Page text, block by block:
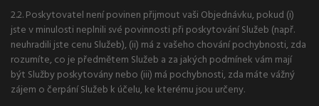
2.2. Poskytovatel není povinen přijmout vaši Objednávku, pokud (i)
jste v minulosti neplnili své povinnosti při poskytování Služeb (např.
neuhradili jste cenu Služeb), (ii) má z vašeho chování pochybnosti, zda
rozumíte, co je předmětem Služeb a za jakých podmínek vám mají
být Služby poskytovány nebo (iii) má pochybnosti, zda máte vážný
zájem o čerpání Služeb k účelu, ke kterému jsou určeny.